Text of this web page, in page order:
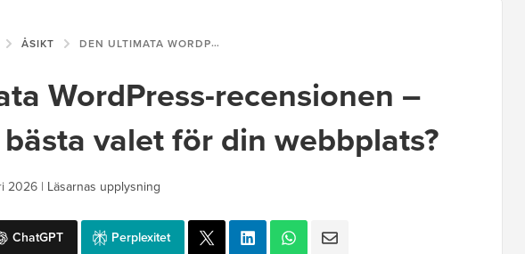
ÅSIKT DEN ULTIMATA WORDPRESS-RECENSIONEN – ÄR DET DET BÄSTA VALET FÖR DIN WEBBPLATS?
WordPress-recensionen –
valet för din webbplats?
2026 | Läsarnas upplysning
ChatGPT Perplexitet